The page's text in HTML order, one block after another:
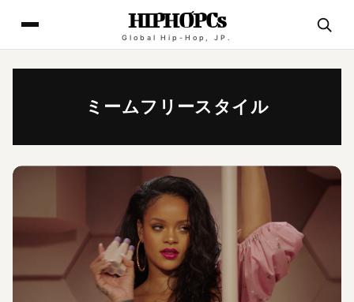
HIPHOPCs
Global Hip-Hop, JP.
ミームフリースタイル